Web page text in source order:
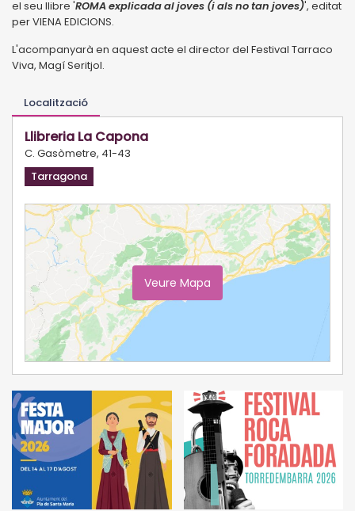
el seu llibre 'ROMA explicada al joves (i als no tan joves)', editat
per VIENA EDICIONS.
L'acompanyarà en aquest acte el director del Festival Tarraco
Viva, Magí Seritjol.
Localització
Llibreria La Capona
C. Gasòmetre, 41-43
Tarragona
Veure Mapa